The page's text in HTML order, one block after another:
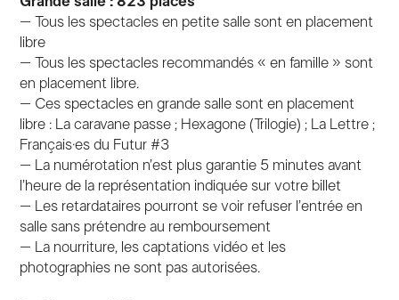
– Tous les spectacles en petite salle sont en placement
libre
– Tous les spectacles recommandés « en famille » sont
en placement libre.
– Ces spectacles en grande salle sont en placement
libre : La caravane passe ; Hexagone (Trilogie) ; La Lettre ;
Français·es du Futur #3
– La numérotation n’est plus garantie 5 minutes avant
l’heure de la représentation indiquée sur votre billet
– Les retardataires pourront se voir refuser l’entrée en
salle sans prétendre au remboursement
– La nourriture, les captations vidéo et les
photographies ne sont pas autorisées.